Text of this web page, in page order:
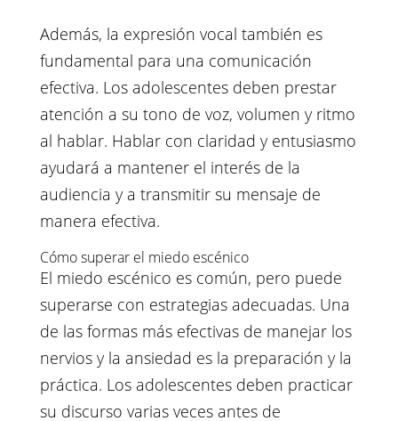
Además, la expresión vocal también es
fundamental para una comunicación
efectiva. Los adolescentes deben prestar
atención a su tono de voz, volumen y ritmo
al hablar. Hablar con claridad y entusiasmo
ayudará a mantener el interés de la
audiencia y a transmitir su mensaje de
manera efectiva.
Cómo superar el miedo escénico
El miedo escénico es común, pero puede
superarse con estrategias adecuadas. Una
de las formas más efectivas de manejar los
nervios y la ansiedad es la preparación y la
práctica. Los adolescentes deben practicar
su discurso varias veces antes de